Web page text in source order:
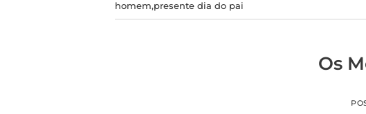
homem,presente dia do pai
Os